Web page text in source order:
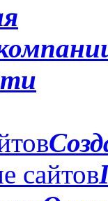
сайтов